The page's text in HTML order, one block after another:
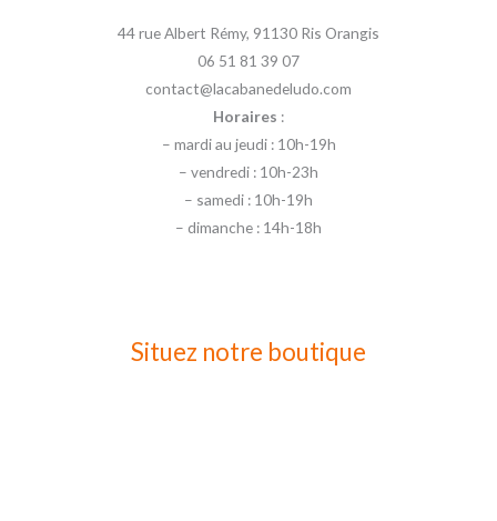
44 rue Albert Rémy, 91130 Ris Orangis
06 51 81 39 07
contact@lacabanedeludo.com
Horaires :
– mardi au jeudi : 10h-19h
– vendredi : 10h-23h
– samedi : 10h-19h
– dimanche : 14h-18h
Situez notre boutique